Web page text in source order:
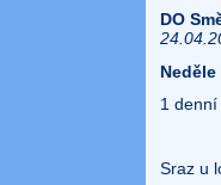
DO
Neděle
1
Sraz u